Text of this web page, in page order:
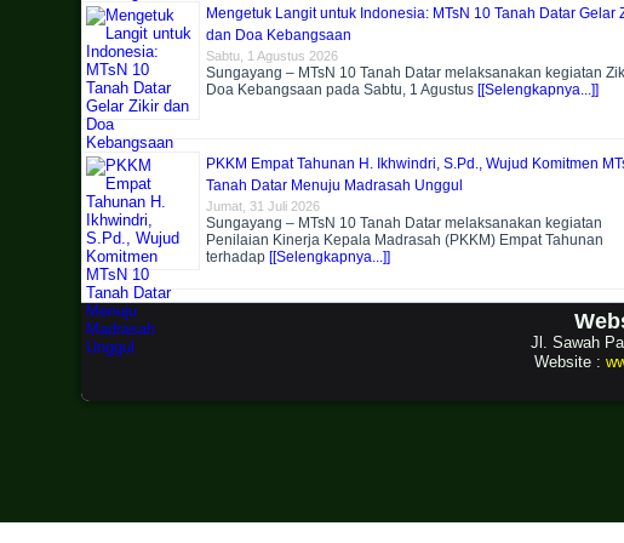
Mengetuk Langit untuk Indonesia: MTsN 10 Tanah Datar Gelar
dan Doa Kebangsaan
Sabtu, 1 Agustus 2026
Sungayang – MTsN 10 Tanah Datar melaksanakan kegiatan
Doa Kebangsaan pada Sabtu, 1 Agustus [[Selengkapnya...]]
PKKM Empat Tahunan H. Ikhwindri, S.Pd., Wujud Komitmen
Tanah Datar Menuju Madrasah Unggul
Jumat, 31 Juli 2026
Sungayang – MTsN 10 Tanah Datar melaksanakan kegiatan
Penilaian Kinerja Kepala Madrasah (PKKM) Empat Tahunan
terhadap [[Selengkapnya...]]
Jl. Sawah
Website :